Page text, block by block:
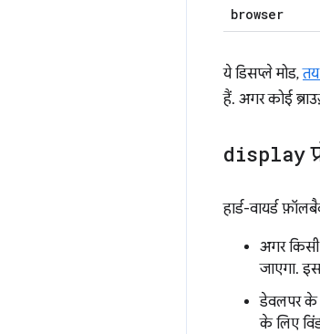
browser
ये डिसप्ले मोड,
हैं. अगर कोई
display
हार्ड-वायर्ड
अगर किसी
जाएगा.
डेवलपर के
के लिए